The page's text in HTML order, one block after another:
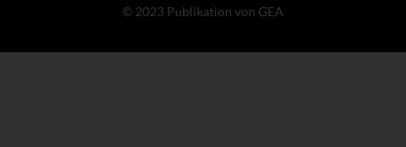
© 2023 Publikation von GEA